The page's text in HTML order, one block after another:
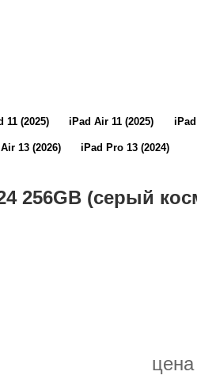
11 (2025) iPad Air 11 (2025)
13 (2026) iPad Pro 13 (2024)
256GB (серый
цена